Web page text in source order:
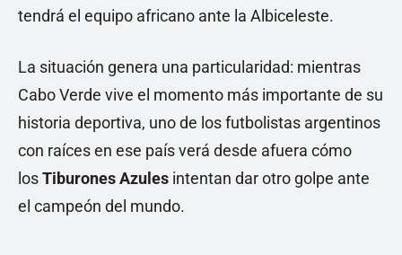
tendrá el equipo africano ante la Albiceleste.
La situación genera una particularidad: mientras
Cabo Verde vive el momento más importante de su
historia deportiva, uno de los futbolistas argentinos
con raíces en ese país verá desde afuera cómo
losTiburones Azules intentan dar otro golpe ante
el campeón del mundo.